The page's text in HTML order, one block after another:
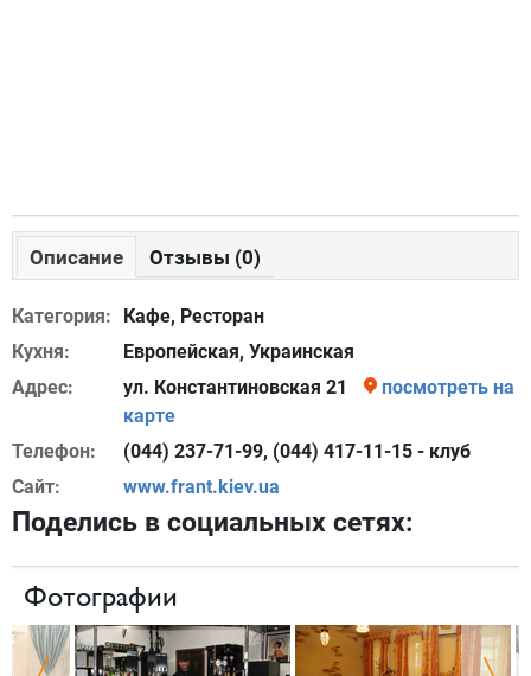
Описание Отзывы (0)
Категория:
Кафе, Ресторан
Кухня:
Европейская, Украинская
Адрес:
ул. Константиновская 21
посмотреть на
карте
Телефон:
(044) 237-71-99, (044) 417-11-15 - клуб
Сайт:
www.frant.kiev.ua
Поделись в социальных сетях:
Фотографии